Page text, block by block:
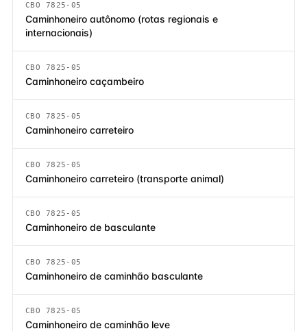
CBO 7825-05
Caminhoneiro autônomo (rotas regionais e
internacionais)
CBO 7825-05
Caminhoneiro caçambeiro
CBO 7825-05
Caminhoneiro carreteiro
CBO 7825-05
Caminhoneiro carreteiro (transporte animal)
CBO 7825-05
Caminhoneiro de basculante
CBO 7825-05
Caminhoneiro de caminhão basculante
CBO 7825-05
Caminhoneiro de caminhão leve